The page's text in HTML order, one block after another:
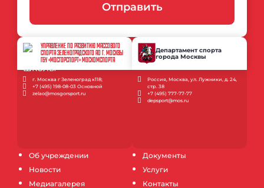
Об учреждении
Новости
Медиагалерея
Документы
Услуги
Контакты
Отправить
УПРАВЛЕНИЕ ПО РАЗВИТИЮ МАССОВОГО
СПОРТА ЗЕЛЕНОГРАДСКОГО АО Г. МОСКВЫ
ГБУ «МОСГОРСПОРТ» МОСКОМСПОРТА
г. Москва г Зеленоград к118;
+7 (495) 198-08-03 Основной
zelao@mosgorsport.ru
Департамент спорта
города Москвы
Россия, Москва, ул. Лужники, д. 24,
стр. 38
+7 (495) 777-77-77
depsport@mos.ru